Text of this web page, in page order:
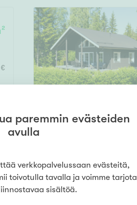
/
autotalli 156 m2 ullakko
paremmin evästeiden
avulla
verkkopalvelussaan evästeitä,
toivotulla tavalla ja voimme tarjota
sisältöä.